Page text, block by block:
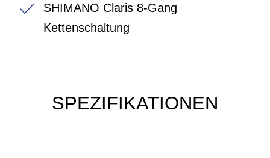
SHIMANO Claris 8-Gang
Kettenschaltung
SPEZIFIKATIONEN